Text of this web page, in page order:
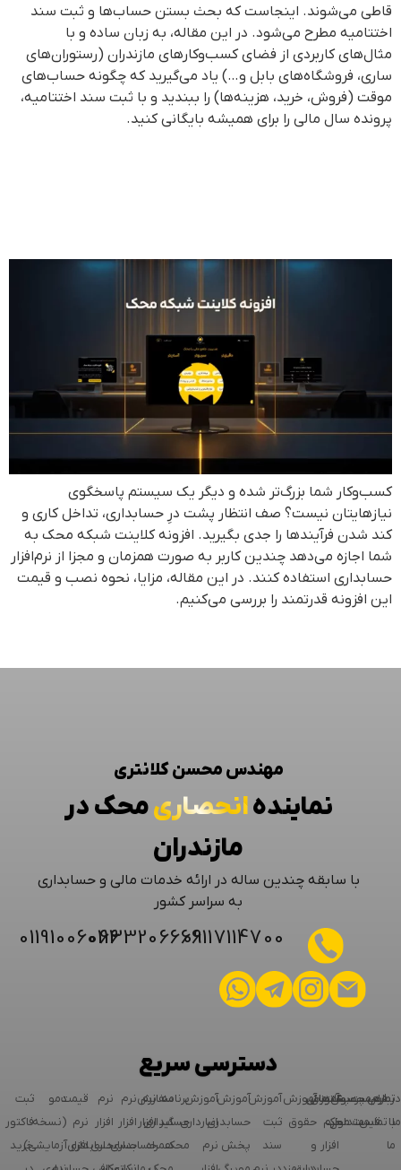
قاطی می‌شوند. اینجاست که بحث بستن حساب‌ها و ثبت سند
اختتامیه مطرح می‌شود. در این مقاله، به زبان ساده و با
مثال‌های کاربردی از فضای کسب‌وکارهای مازندران (رستوران‌های
ساری، فروشگاه‌های بابل و…) یاد می‌گیرید که چگونه حساب‌های
موقت (فروش، خرید، هزینه‌ها) را ببندید و با ثبت سند اختتامیه،
پرونده سال مالی را برای همیشه بایگانی کنید.
کسب‌وکار شما بزرگ‌تر شده و دیگر یک سیستم پاسخگوی
نیازهایتان نیست؟ صف انتظار پشت درِ حسابداری، تداخل کاری و
کند شدن فرآیندها را جدی بگیرید. افزونه کلاینت شبکه محک به
شما اجازه می‌دهد چندین کاربر به صورت همزمان و مجزا از نرم‌افزار
حسابداری استفاده کنند. در این مقاله، مزایا، نحوه نصب و قیمت
این افزونه قدرتمند را بررسی می‌کنیم.
مهندس محسن کلانتری
نمایندهانحصاریمحک در
مازندران
با سابقه چندین ساله در ارائه خدمات مالی و حسابداری
به سراسر کشور
09117114700
01133206666
01191006066
دسترسی سریع
درباره
ما
تماس
با
ما
فرم
تماس
لیست
قیمت
محصولات
پرسش‌های
متداول
پشتیبانی
محک
آموزش
نرم
افزار
آموزش
حقوق
و
آموزش
ثبت
سند
آموزش
حسابدری
پخش
آموزش
انبارداری
نرم
برنامه
حسابداری
محک
سفارش
گیر
همراه
نرم
افزار
حسابداری
نرم
افزار
حسابداری
نرم
افزار
حسابداری
قیمت
نرم
افزار
دمو
(نسخه
آزمایشی)
ثبت
فاکتور
خرید